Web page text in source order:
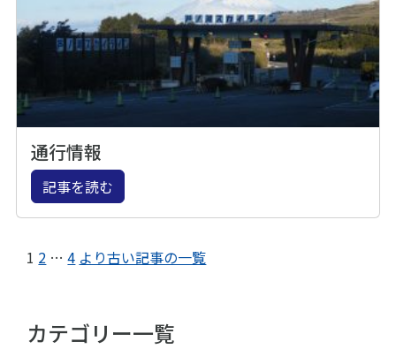
通行情報
記事を読む
1 2 … 4 より古い記事の一覧
カテゴリー一覧